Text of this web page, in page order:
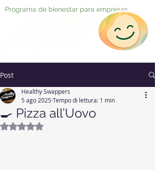
Programa de bienestar para empresas
Post
🍳 Pizza all’Uovo
Healthy Swappers
5 ago 2025Tempo di lettura: 1 min
Valutazione NaN stelle su 5.